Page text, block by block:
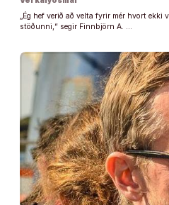
„Ég hef verið að velta fyrir mér hvort ekki
stöðunni,“ segir Finnbjörn A. …